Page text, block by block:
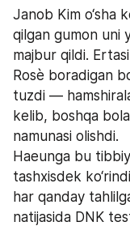
Janob Kim o‘sha
qilgan gumon uni
majbur qildi.
Rosè boradigan
tuzdi —
kelib, boshqa
namunasi olishdi.
Haeunga bu
tashxisdek
har qanday
natijasida DNK